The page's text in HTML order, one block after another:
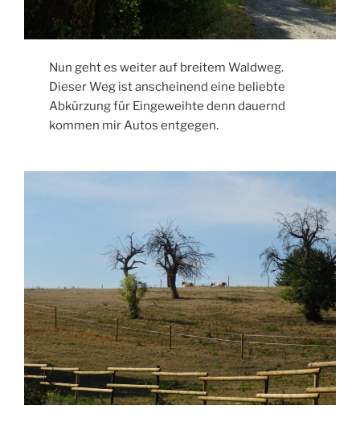
Nun geht es weiter auf breitem Waldweg.
Dieser Weg ist anscheinend eine beliebte
Abkürzung für Eingeweihte denn dauernd
kommen mir Autos entgegen.